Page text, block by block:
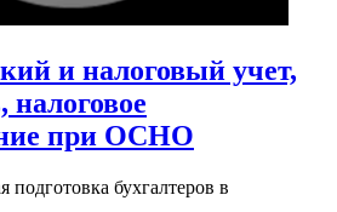
и налоговый учет,
налоговое
при ОСНО
подготовка бухгалтеров в